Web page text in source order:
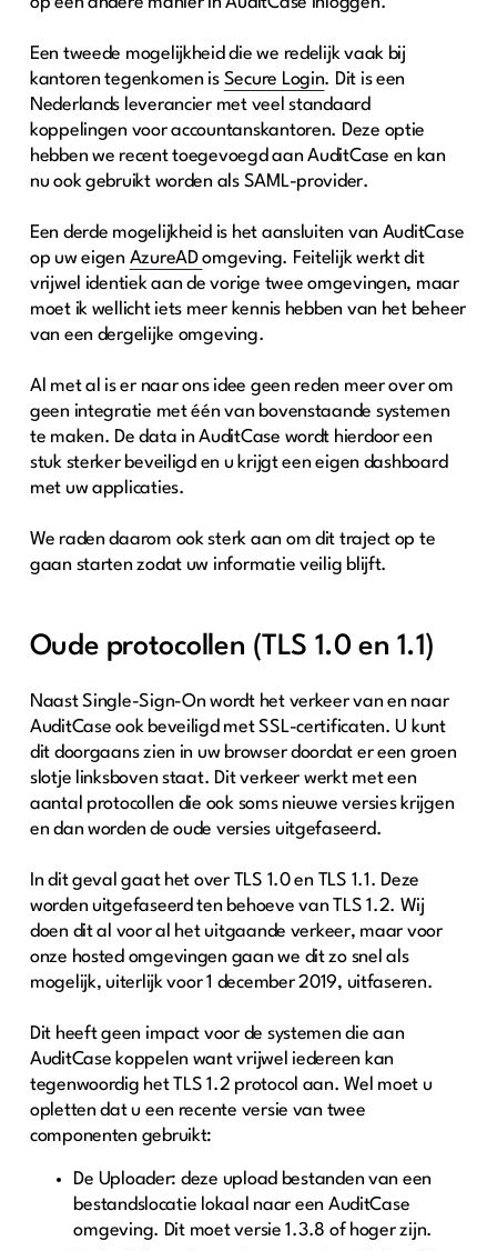
Een tweede mogelijkheid die we redelijk vaak bij
kantoren tegenkomen is Secure Login. Dit is een
Nederlands leverancier met veel standaard
koppelingen voor accountanskantoren. Deze optie
hebben we recent toegevoegd aan AuditCase en kan
nu ook gebruikt worden als SAML-provider.
Een derde mogelijkheid is het aansluiten van AuditCase
op uw eigen AzureADomgeving. Feitelijk werkt dit
vrijwel identiek aan de vorige twee omgevingen, maar
moet ik wellicht iets meer kennis hebben van het beheer
van een dergelijke omgeving.
Al met al is er naar ons idee geen reden meer over om
geen integratie met één van bovenstaande systemen
te maken. De data in AuditCase wordt hierdoor een
stuk sterker beveiligd en u krijgt een eigen dashboard
met uw applicaties.
We raden daarom ook sterk aan om dit traject op te
gaan starten zodat uw informatie veilig blijft.
Oude protocollen (TLS 1.0 en 1.1)
Naast Single-Sign-On wordt het verkeer van en naar
AuditCase ook beveiligd met SSL-certificaten. U kunt
dit doorgaans zien in uw browser doordat er een groen
slotje linksboven staat. Dit verkeer werkt met een
aantal protocollen die ook soms nieuwe versies krijgen
en dan worden de oude versies uitgefaseerd.
In dit geval gaat het over TLS 1.0 en TLS 1.1. Deze
worden uitgefaseerd ten behoeve van TLS 1.2. Wij
doen dit al voor al het uitgaande verkeer, maar voor
onze hosted omgevingen gaan we dit zo snel als
mogelijk, uiterlijk voor 1 december 2019, uitfaseren.
Dit heeft geen impact voor de systemen die aan
AuditCase koppelen want vrijwel iedereen kan
tegenwoordig het TLS 1.2 protocol aan. Wel moet u
opletten dat u een recente versie van twee
componenten gebruikt:
De Uploader: deze upload bestanden van een
bestandslocatie lokaal naar een AuditCase
omgeving. Dit moet versie 1.3.8 of hoger zijn.